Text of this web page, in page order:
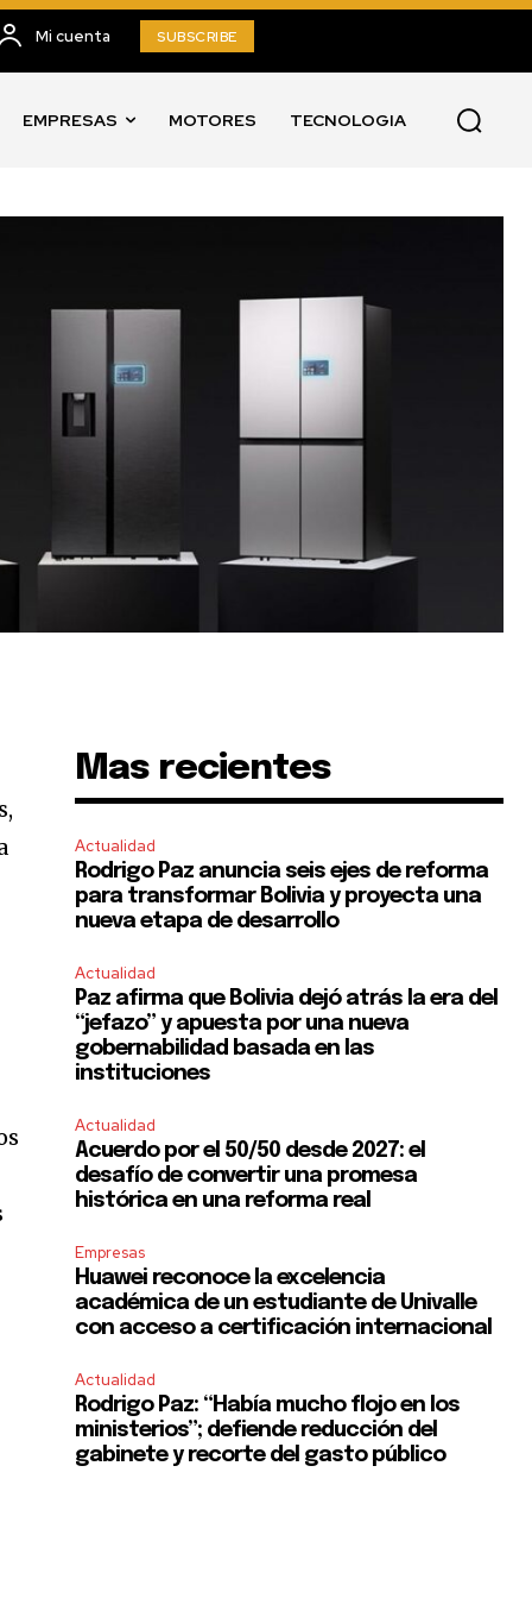
Mi cuenta SUBSCRIBE
EMPRESAS MOTORES TECNOLOGIA
Mas recientes
Actualidad
Rodrigo Paz anuncia seis ejes de reforma
para transformar Bolivia y proyecta una
nueva etapa de desarrollo
Actualidad
Paz afirma que Bolivia dejó atrás la era del
“jefazo” y apuesta por una nueva
gobernabilidad basada en las
instituciones
Actualidad
Acuerdo por el 50/50 desde 2027: el
desafío de convertir una promesa
histórica en una reforma real
Empresas
Huawei reconoce la excelencia
académica de un estudiante de Univalle
con acceso a certificación internacional
Actualidad
Rodrigo Paz: “Había mucho flojo en los
ministerios”; defiende reducción del
gabinete y recorte del gasto público